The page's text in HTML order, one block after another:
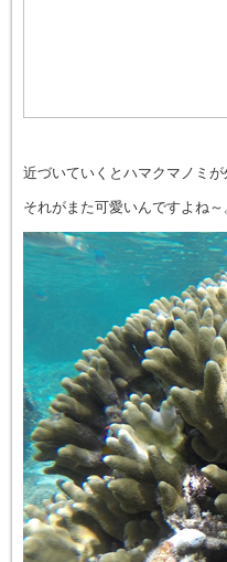
近づいていくとハマクマノミが
それがまた可愛いんですよね～